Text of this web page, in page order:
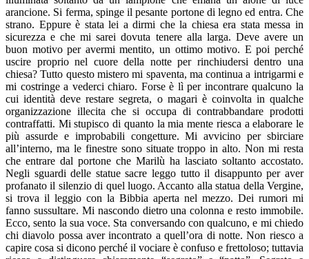
arancione. Si ferma, spinge il pesante portone di legno ed entra. Che
strano. Eppure è stata lei a dirmi che la chiesa era stata messa in
sicurezza e che mi sarei dovuta tenere alla larga. Deve avere un
buon motivo per avermi mentito, un ottimo motivo. E poi perché
uscire proprio nel cuore della notte per rinchiudersi dentro una
chiesa? Tutto questo mistero mi spaventa, ma continua a intrigarmi e
mi costringe a vederci chiaro. Forse è lì per incontrare qualcuno la
cui identità deve restare segreta, o magari è coinvolta in qualche
organizzazione illecita che si occupa di contrabbandare prodotti
contraffatti. Mi stupisco di quanto la mia mente riesca a elaborare le
più assurde e improbabili congetture. Mi avvicino per sbirciare
all’interno, ma le finestre sono situate troppo in alto. Non mi resta
che entrare dal portone che Marilù ha lasciato soltanto accostato.
Negli sguardi delle statue sacre leggo tutto il disappunto per aver
profanato il silenzio di quel luogo. Accanto alla statua della Vergine,
si trova il leggio con la Bibbia aperta nel mezzo. Dei rumori mi
fanno sussultare. Mi nascondo dietro una colonna e resto immobile.
Ecco, sento la sua voce. Sta conversando con qualcuno, e mi chiedo
chi diavolo possa aver incontrato a quell’ora di notte. Non riesco a
capire cosa si dicono perché il vociare è confuso e frettoloso; tuttavia